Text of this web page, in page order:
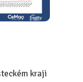
kraji